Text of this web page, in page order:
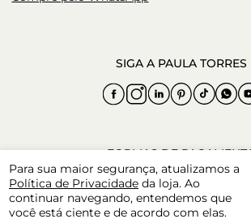
Para sua maior segurança, atualizamos a
Política de Privacidade da loja. Ao
continuar navegando, entendemos que
você está ciente e de acordo com elas.